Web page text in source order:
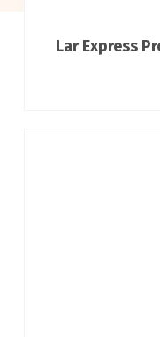
Lar Express